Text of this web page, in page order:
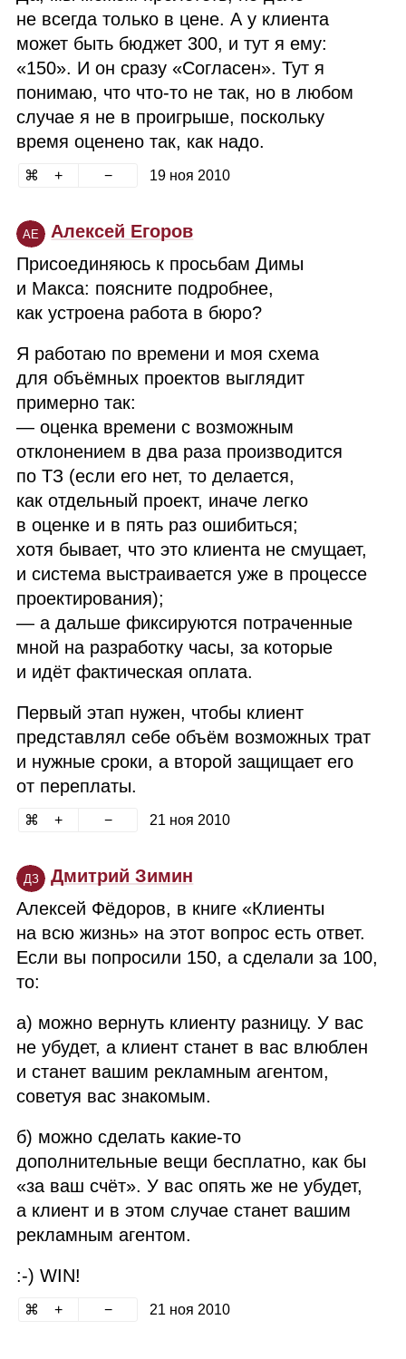
не всегда только в цене. А у клиента
может быть бюджет 300, и тут я ему:
«150». И он сразу «Согласен». Тут я
понимаю, что что‑то не так, но в любом
случае я не в проигрыше, поскольку
время оценено так, как надо.
19 ноя 2010
АЕ
Алексей Егоров
Присоединяюсь к просьбам Димы
и Макса: поясните подробнее,
как устроена работа в бюро?
Я работаю по времени и моя схема
для объёмных проектов выглядит
примерно так:
— оценка времени с возможным
отклонением в два раза производится
по ТЗ (если его нет, то делается,
как отдельный проект, иначе легко
в оценке и в пять раз ошибиться;
хотя бывает, что это клиента не смущает,
и система выстраивается уже в процессе
проектирования);
— а дальше фиксируются потраченные
мной на разработку часы, за которые
и идёт фактическая оплата.
Первый этап нужен, чтобы клиент
представлял себе объём возможных трат
и нужные сроки, а второй защищает его
от переплаты.
21 ноя 2010
ДЗ
Дмитрий Зимин
Алексей Фёдоров, в книге «Клиенты
на всю жизнь» на этот вопрос есть ответ.
Если вы попросили 150, а сделали за 100,
то:
а) можно вернуть клиенту разницу. У вас
не убудет, а клиент станет в вас влюблен
и станет вашим рекламным агентом,
советуя вас знакомым.
б) можно сделать какие‑то
дополнительные вещи бесплатно, как бы
«за ваш счёт». У вас опять же не убудет,
а клиент и в этом случае станет вашим
рекламным агентом.
:‑) WIN!
21 ноя 2010